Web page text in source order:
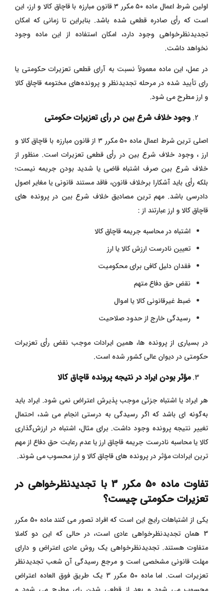
اولین شرط اعمال ماده ۵۰ مکرر ۳ قانون مبارزه با قاچاق کالا و ارز، این
است که رأی صادره قطعی شده باشد. بنابراین تا زمانی که امکان
تجدیدنظرخواهی وجود دارد، امکان استفاده از این ماده وجود
نخواهد داشت.
در عمل، این ماده معمولاً نسبت به آرای قطعی تعزیرات حکومتی یا
رای تأیید شده در مرحله تجدیدنظر و پرونده‌های مختومه قاچاق کالا
و ارز مطرح می‌ شود.
وجود خلاف شرع بین در رأی تعزیرات حکومتی
اصلی ‌ترین شرط اعمال ماده ۵۰ مکرر ۳ از قانون مبارزه با قاچاق کالا و
ارز ، وجود خلاف شرع بین در رأی قطعی تعزیرات است. منظور از
خلاف شرع بین صرف اشتباه قاضی یا شدید بودن جریمه نیست؛
بلکه رأی باید آشکارا برخلاف قانون، فاقد مستند قانونی یا مغایر اصول
دادرسی باشد. مهم‌ ترین مصادیق خلاف شرع بین در پرونده‌ های
قاچاق کالا و ارز عبارتند از :
اشتباه در محاسبه جریمه قاچاق کالا
تعیین نادرست ارزش کالا یا ارز
فقدان دلیل کافی برای محکومیت
نقض حق دفاع متهم
ضبط غیرقانونی کالا یا اموال
رسیدگی خارج از حدود صلاحیت
در بسیاری از پرونده‌ ها، همین ایرادات موجب نقض رأی تعزیرات
حکومتی در دیوان عالی کشور شده است.
مؤثر بودن ایراد در نتیجه پرونده قاچاق کالا
هر ایراد یا اشتباه جزئی موجب پذیرش اعتراض نمی‌ شود. ایراد باید
به‌گونه‌ ای باشد که اگر رسیدگی به ‌درستی انجام می‌ شد، احتمال
تغییر نتیجه پرونده وجود داشت. برای مثال، اشتباه در ارزش‌گذاری
کالا یا محاسبه نادرست جریمه قاچاق ارز یا عدم رعایت حق دفاع از مهم‌
ترین ایرادات مؤثر در پرونده‌ های قاچاق کالا و ارز محسوب می شوند.
تفاوت ماده 50 مکرر 3 با تجدیدنظرخواهی در
تعزیرات حکومتی چیست؟
یکی از اشتباهات رایج این است که افراد تصور می کنند ماده 50 مکرر
3 همان تجدیدنظرخواهی عادی است، در حالی که این دو کاملا
متفاوت هستند. تجدیدنظرخواهی یک روش عادی اعتراض و دارای
مهلت قانونی مشخصی است و مرجع رسیدگی آن شعب تجدیدنظر
تعزیرات است. اما ماده 50 مکرر 3 یک طریق فوق العاده اعتراض